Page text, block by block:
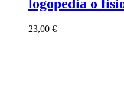
logopedia o
23,00 €